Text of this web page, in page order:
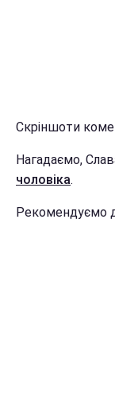
Скріншоти
Нагадаємо,
чоловіка.
Рекомендуємо